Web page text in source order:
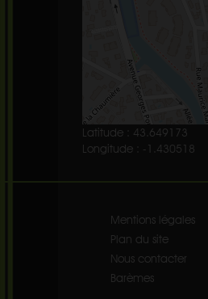
Latitude : 43.649173
Longitude : -1.430518
Mentions légales
Plan du site
Nous contacter
Barèmes